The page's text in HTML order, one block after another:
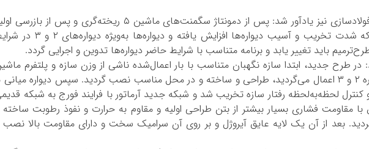
تکنسین اجرای پروژه‌های فولادسازی نیز یادآور شد: پس از دمونتاژ سگمنت‌های ماشین ۵ ریخته‌گری و پس از
دیواره‌ها مشخص گردید که شدت تخریب و آسیب دیواره‌ها افزایش یافته و دیواره‌ها به‌ویژه
باید تغییر یابد و برنامه متناسب با شرایط حاضر دیواره‌ها تدوین و اجرایی گردد.
طرح جدید، ابتدا سازه نگهبان متناسب با بار اعمال‌شده ناشی از وزن سازه و پلتفرم
که بر روی ستون‌ها و دیواره ۲ و ۳ اعمال می‌گردید، طراحی و ساخته و در محل مناسب نصب گردید. سپس دیواره میانی
لحظه‌به‌لحظه رفتار سازه تخریب شد و شبکه جدید آرماتور با فرایند فورج به شبکه
مقاومت فشاری بسیار بیشتر از بتن طراحی اولیه و مقاوم به حرارت و نفوذ رطوبت
گردید. بعد از آن یک لایه عایق آیروژل و بر روی آن سرامیک سخت و دارای مقاومت بالا